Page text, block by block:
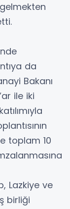
da
Bakanı
ile iki
toplam 10
Lazkiye ve
birliği